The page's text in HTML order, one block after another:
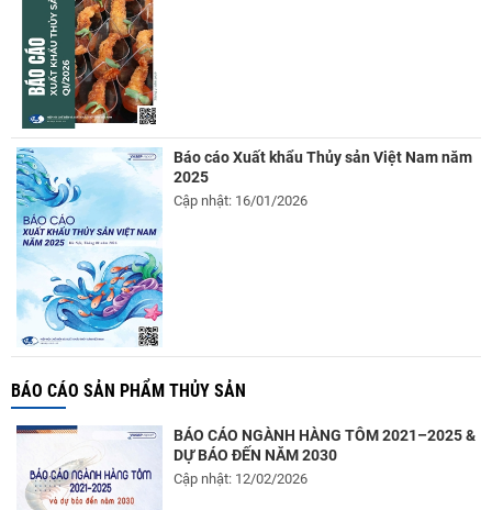
Báo cáo Xuất khẩu Thủy sản Việt Nam năm
2025
Cập nhật: 16/01/2026
BÁO CÁO SẢN PHẨM THỦY SẢN
BÁO CÁO NGÀNH HÀNG TÔM 2021–2025 &
DỰ BÁO ĐẾN NĂM 2030
Cập nhật: 12/02/2026